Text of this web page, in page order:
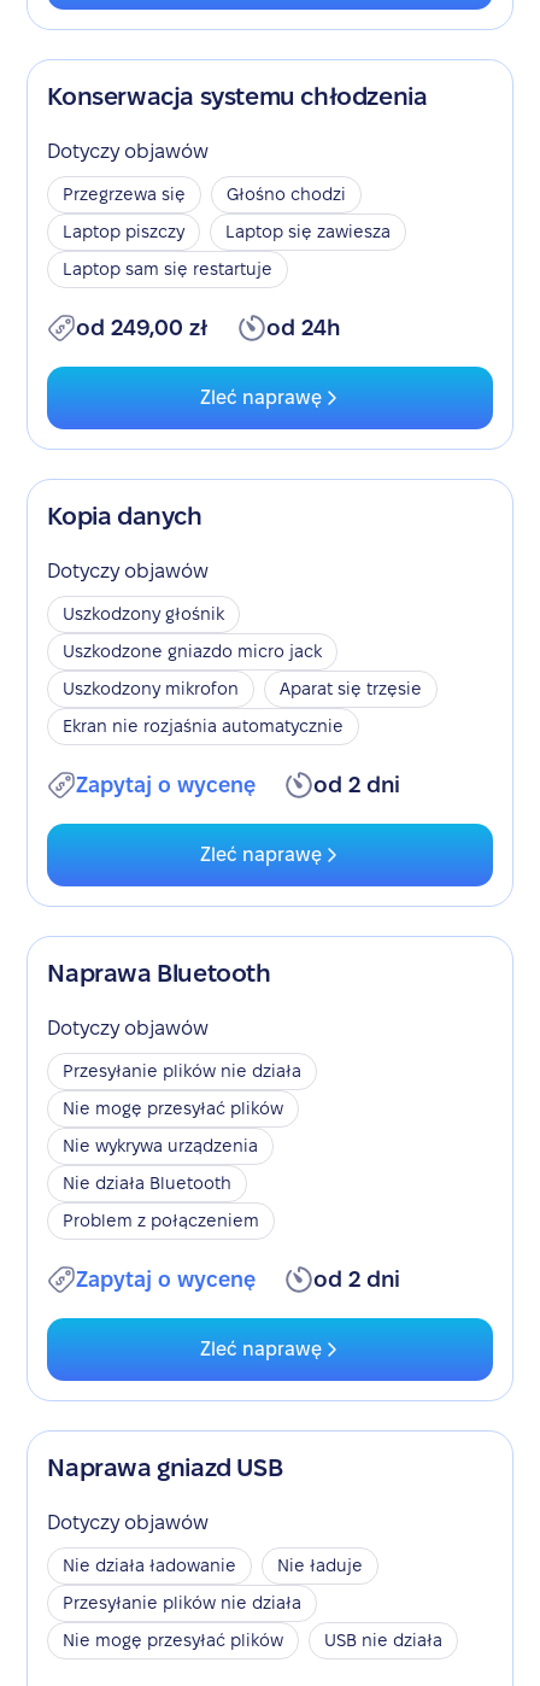
Konserwacja systemu chłodzenia
Dotyczy objawów
Przegrzewa się
Głośno chodzi
Laptop piszczy
Laptop się zawiesza
Laptop sam się restartuje
od 249,00 zł od 24h
Zleć naprawę
Kopia danych
Dotyczy objawów
Uszkodzony głośnik
Uszkodzone gniazdo micro jack
Uszkodzony mikrofon
Aparat się trzęsie
Ekran nie rozjaśnia automatycznie
Zapytaj o wycenę od 2 dni
Zleć naprawę
Naprawa Bluetooth
Dotyczy objawów
Przesyłanie plików nie działa
Nie mogę przesyłać plików
Nie wykrywa urządzenia
Nie działa Bluetooth
Problem z połączeniem
Zapytaj o wycenę od 2 dni
Zleć naprawę
Naprawa gniazd USB
Dotyczy objawów
Nie działa ładowanie
Nie ładuje
Przesyłanie plików nie działa
Nie mogę przesyłać plików
USB nie działa